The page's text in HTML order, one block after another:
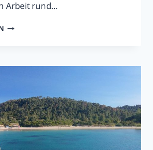
Arbeit rund…
MYRSINI
–
DER
AUFWAND?
HALKIDIKI